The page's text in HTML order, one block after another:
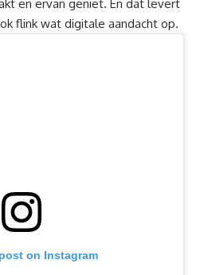
en ervan geniet. En dat levert
flink wat digitale aandacht op.
on Instagram